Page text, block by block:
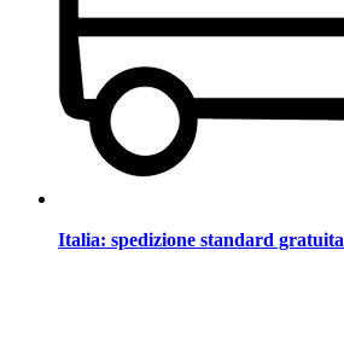
Italia: spedizione standard gratuita